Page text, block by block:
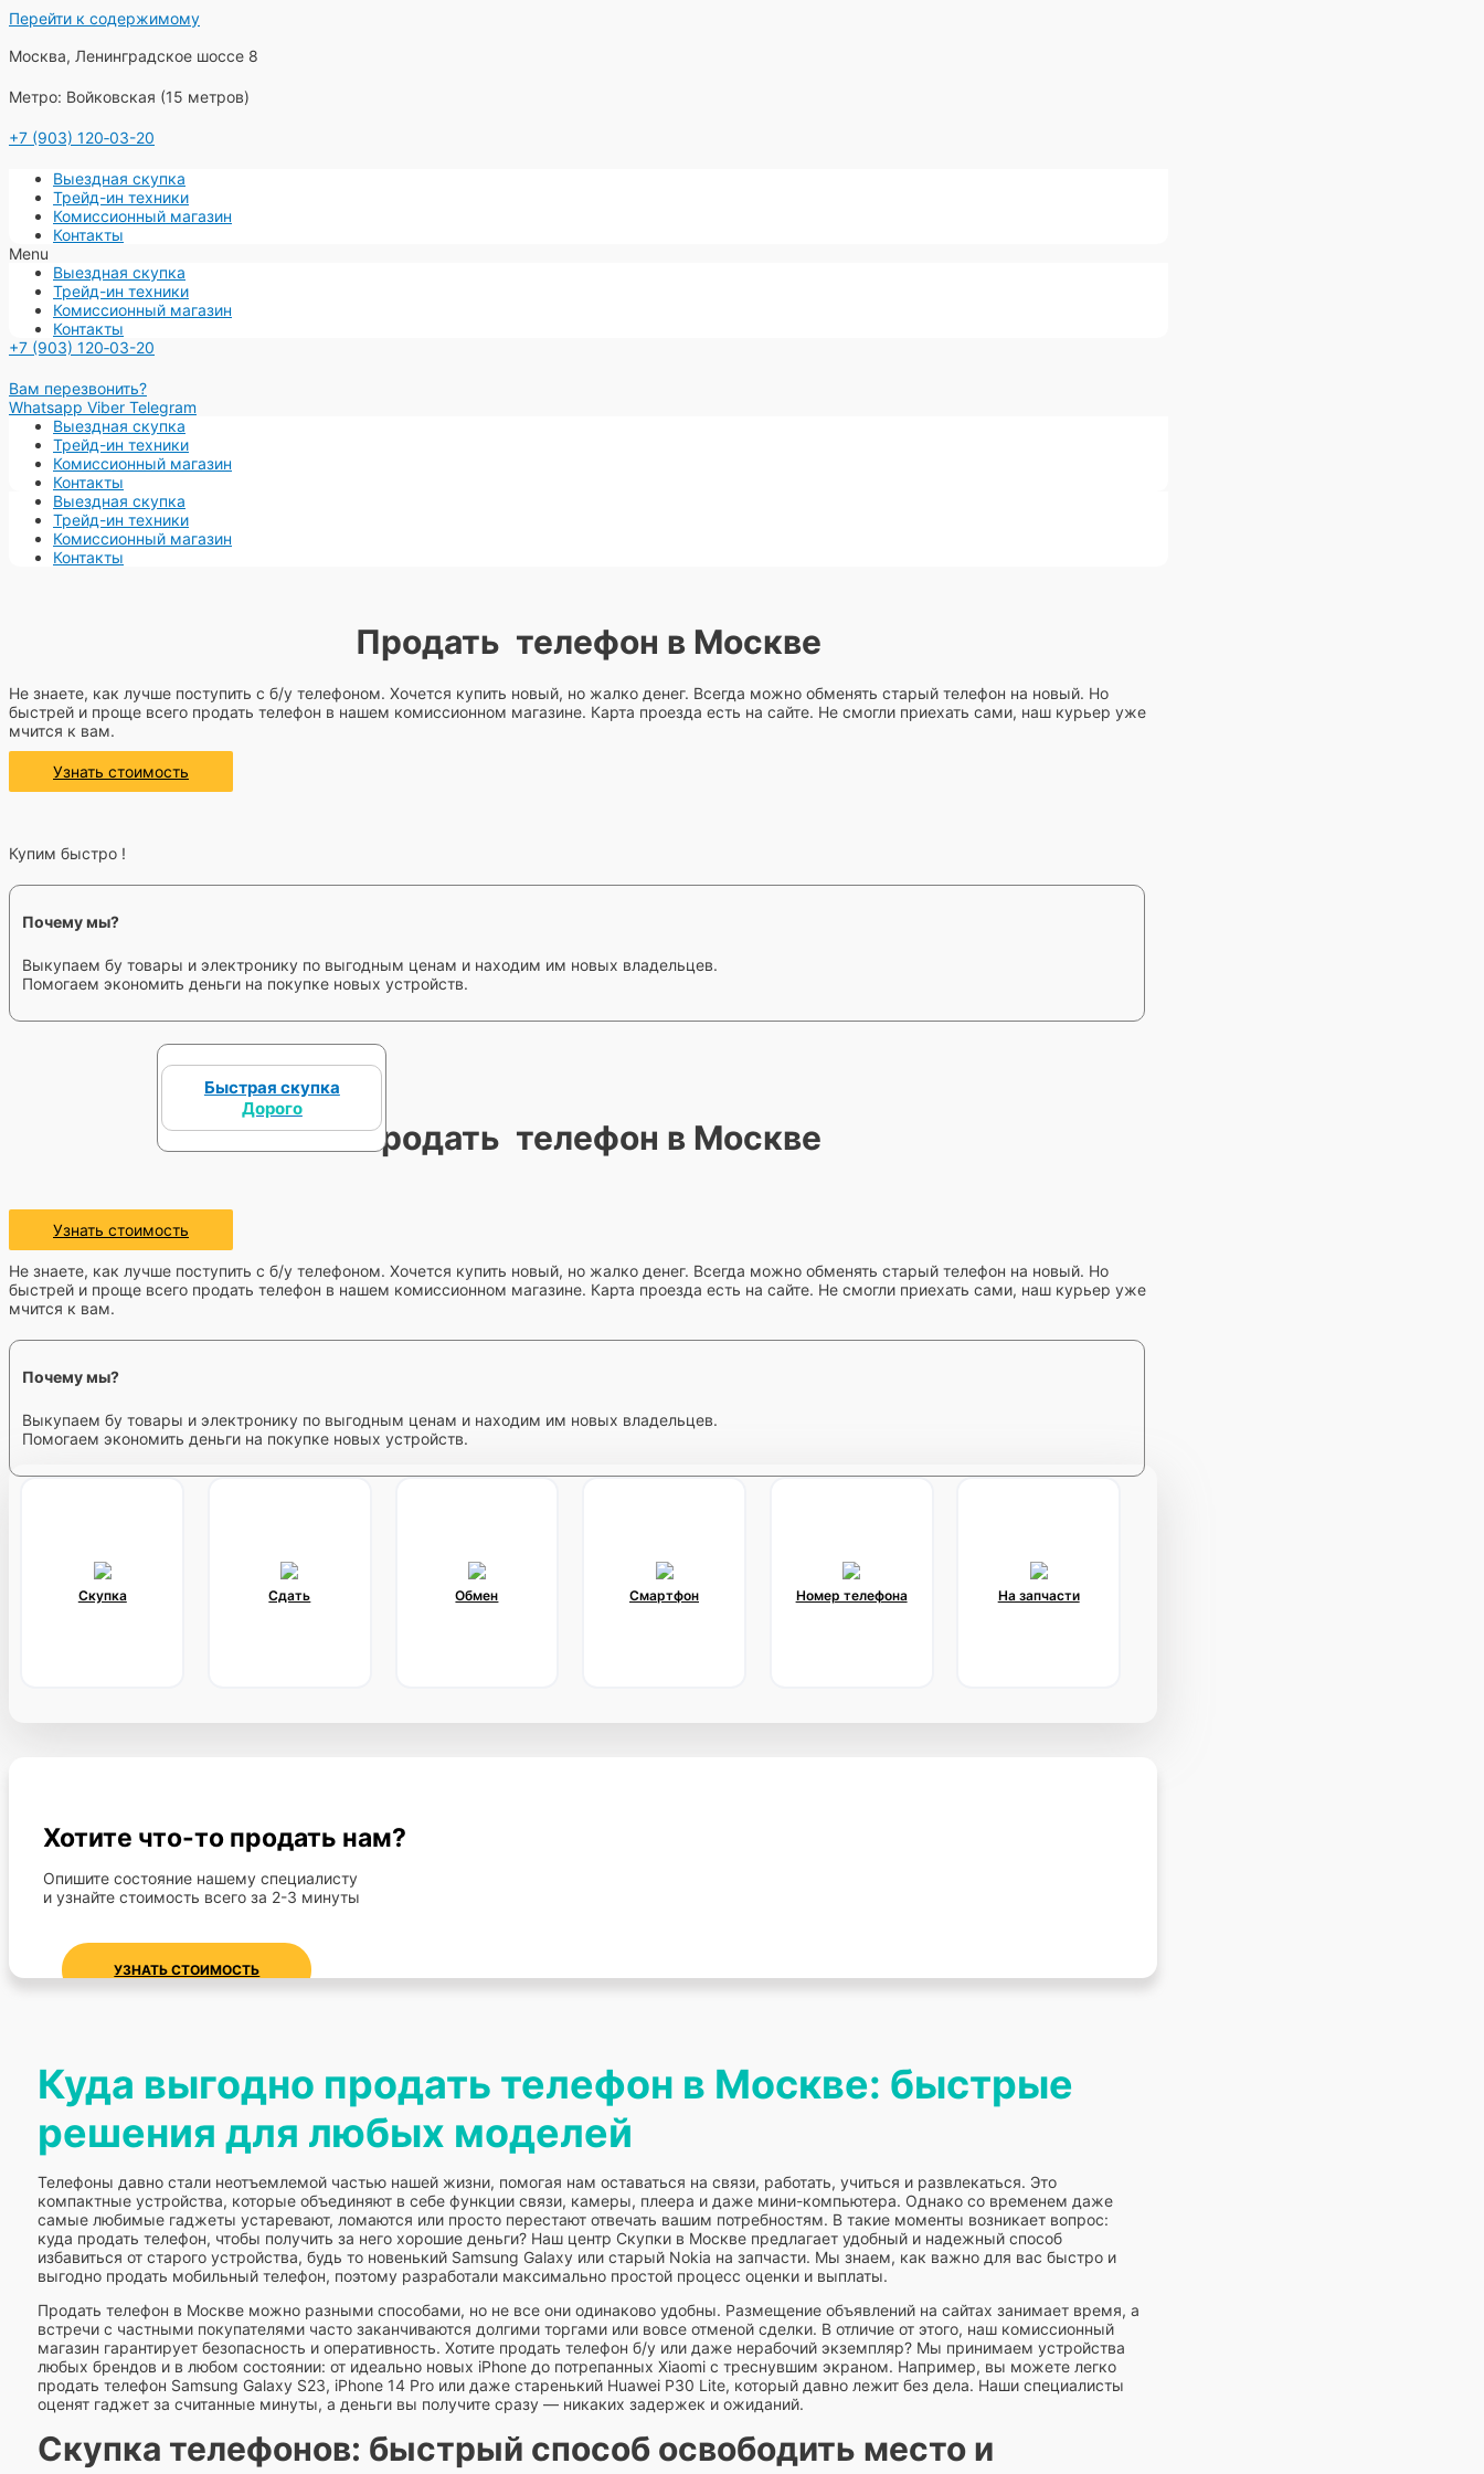
Перейти к содержимому
Москва, Ленинградское шоссе 8
Метро: Войковская (15 метров)
+7 (903) 120‑03-20
Выездная скупка
Трейд-ин техники
Комиссионный магазин
Контакты
Menu
Выездная скупка
Трейд-ин техники
Комиссионный магазин
Контакты
+7 (903) 120‑03-20
Вам перезвонить?
Whatsapp Viber Telegram
Выездная скупка
Трейд-ин техники
Комиссионный магазин
Контакты
Выездная скупка
Трейд-ин техники
Комиссионный магазин
Контакты
Продать телефон в Москве
Не знаете, как лучше поступить с б/у телефоном. Хочется купить новый, но жалко денег. Всегда можно обменять старый телефон на новый. Но
быстрей и проще всего продать телефон в нашем комиссионном магазине. Карта проезда есть на сайте. Не смогли приехать сами, наш курьер уже
мчится к вам.
Узнать стоимость
Купим быстро !
Почему мы?
Выкупаем бу товары и электронику по выгодным ценам и находим им новых владельцев.
Помогаем экономить деньги на покупке новых устройств.
Быстрая скупка
Дорого
Продать телефон в Москве
Узнать стоимость
Не знаете, как лучше поступить с б/у телефоном. Хочется купить новый, но жалко денег. Всегда можно обменять старый телефон на новый. Но
быстрей и проще всего продать телефон в нашем комиссионном магазине. Карта проезда есть на сайте. Не смогли приехать сами, наш курьер уже
мчится к вам.
Почему мы?
Выкупаем бу товары и электронику по выгодным ценам и находим им новых владельцев.
Помогаем экономить деньги на покупке новых устройств.
Скупка Сдать Обмен Смартфон Номер телефона На запчасти
Хотите что-то продать нам?
Опишите состояние нашему специалисту
и узнайте стоимость всего за 2-3 минуты
УЗНАТЬ СТОИМОСТЬ
Куда выгодно продать телефон в Москве: быстрые
решения для любых моделей
Телефоны давно стали неотъемлемой частью нашей жизни, помогая нам оставаться на связи, работать, учиться и развлекаться. Это
компактные устройства, которые объединяют в себе функции связи, камеры, плеера и даже мини-компьютера. Однако со временем даже
самые любимые гаджеты устаревают, ломаются или просто перестают отвечать вашим потребностям. В такие моменты возникает вопрос:
куда продать телефон, чтобы получить за него хорошие деньги? Наш центр Скупки в Москве предлагает удобный и надежный способ
избавиться от старого устройства, будь то новенький Samsung Galaxy или старый Nokia на запчасти. Мы знаем, как важно для вас быстро и
выгодно продать мобильный телефон, поэтому разработали максимально простой процесс оценки и выплаты.
Продать телефон в Москве можно разными способами, но не все они одинаково удобны. Размещение объявлений на сайтах занимает время, а
встречи с частными покупателями часто заканчиваются долгими торгами или вовсе отменой сделки. В отличие от этого, наш комиссионный
магазин гарантирует безопасность и оперативность. Хотите продать телефон б/у или даже нерабочий экземпляр? Мы принимаем устройства
любых брендов и в любом состоянии: от идеально новых iPhone до потрепанных Xiaomi с треснувшим экраном. Например, вы можете легко
продать телефон Samsung Galaxy S23, iPhone 14 Pro или даже старенький Huawei P30 Lite, который давно лежит без дела. Наши специалисты
оценят гаджет за считанные минуты, а деньги вы получите сразу — никаких задержек и ожиданий.
Скупка телефонов: быстрый способ освободить место и